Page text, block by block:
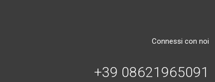
Connessi con noi
+39 08621965091